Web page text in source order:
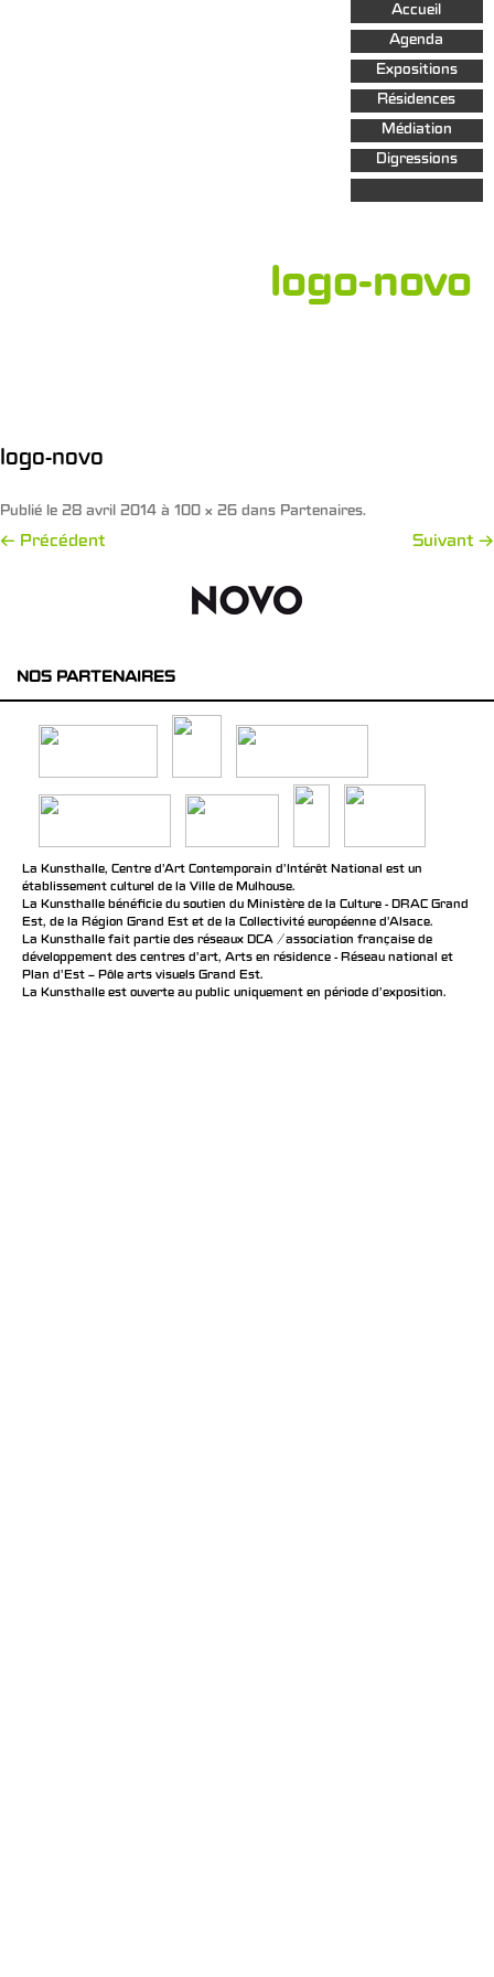
Aller au
contenu
principal
Accueil
Agenda
Expositions
Résidences
Médiation
Digressions
logo-novo
logo-novo
Publié le 28 avril 2014 à 100 × 26 dans Partenaires.
← Précédent Suivant →
NOS PARTENAIRES
La Kunsthalle, Centre d’Art Contemporain d’Intérêt National est un
établissement culturel de la Ville de Mulhouse.
La Kunsthalle bénéficie du soutien du Ministère de la Culture - DRAC Grand
Est, de la Région Grand Est et de la Collectivité européenne d’Alsace.
La Kunsthalle fait partie des réseaux DCA / association française de
développement des centres d'art, Arts en résidence - Réseau national et
Plan d’Est – Pôle arts visuels Grand Est.
La Kunsthalle est ouverte au public uniquement en période d'exposition.